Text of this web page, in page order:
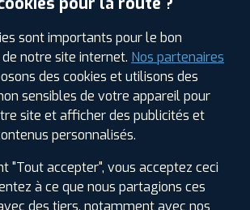
PROFIL PLUS
VILLES À PROXIMITÉ
sont importants pour le bon
notre site internet. Nos partenaires
des cookies et utilisons des
sensibles de votre appareil pour
site et afficher des publicités et
personnalisés.
"Tout accepter", vous acceptez ceci
à ce que nous partagions ces
des tiers, notamment avec nos